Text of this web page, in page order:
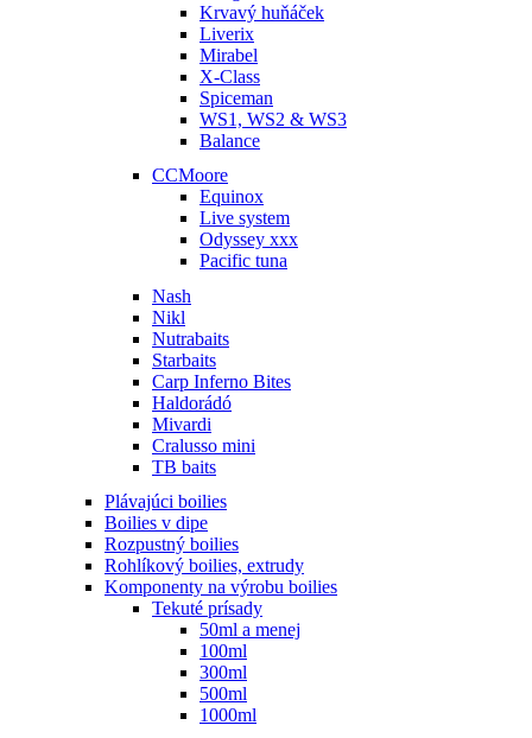
Krvavý huňáček
Liverix
Mirabel
X-Class
Spiceman
WS1, WS2 & WS3
Balance
CCMoore
Equinox
Live system
Odyssey xxx
Pacific tuna
Nash
Nikl
Nutrabaits
Starbaits
Carp Inferno Bites
Haldorádó
Mivardi
Cralusso mini
TB baits
Plávajúci boilies
Boilies v dipe
Rozpustný boilies
Rohlíkový boilies, extrudy
Komponenty na výrobu boilies
Tekuté prísady
50ml a menej
100ml
300ml
500ml
1000ml